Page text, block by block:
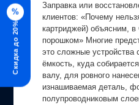
%
Скидка до 20%
Заправка или
клиентов: «Почему
картриджей) объясним,
порошком» Многие
это сложные устройства
ёмкость, куда
валу, для ровного
изнашиваемая деталь,
полупроводниковым